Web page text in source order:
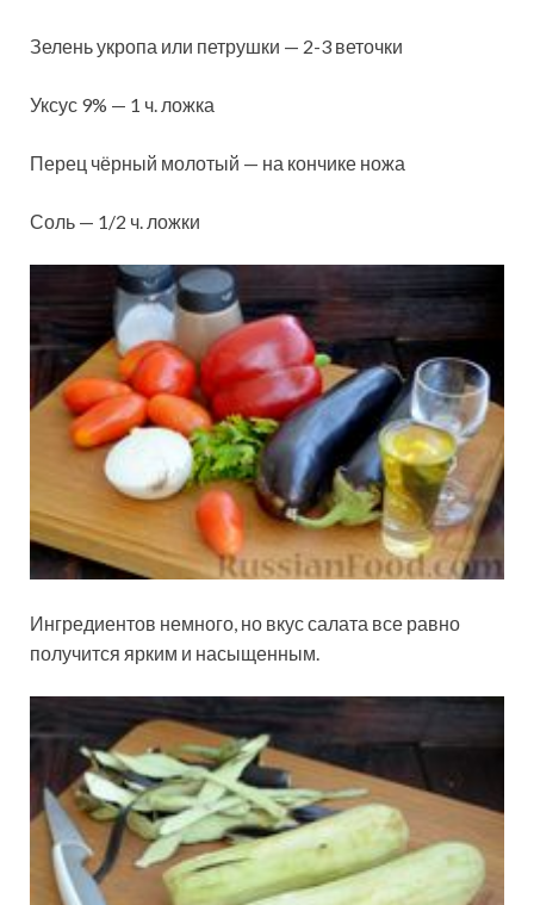
Зелень укропа или петрушки — 2-3 веточки
Уксус 9% — 1 ч. ложка
Перец чёрный молотый — на кончике ножа
Соль — 1/2 ч. ложки
Ингредиентов немного, но вкус салата все равно
получится ярким и насыщенным.